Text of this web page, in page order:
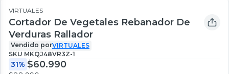
VIRTUALES
Cortador De Vegetales Rebanador De
Verduras Rallador
Vendido porVIRTUALES
SKU MKQJ48VR3Z-1
31% $60.990